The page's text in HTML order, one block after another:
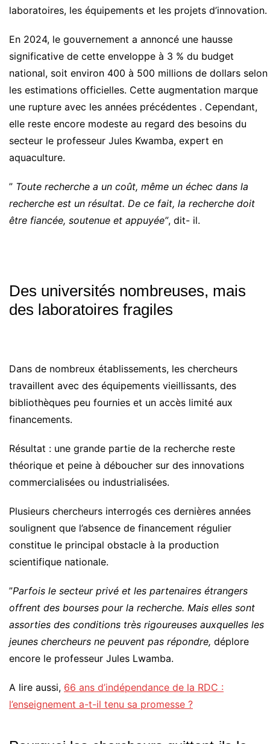
laboratoires, les équipements et les projets d’innovation.
En 2024, le gouvernement a annoncé une hausse
significative de cette enveloppe à 3 % du budget
national, soit environ 400 à 500 millions de dollars selon
les estimations officielles. Cette augmentation marque
une rupture avec les années précédentes . Cependant,
elle reste encore modeste au regard des besoins du
secteur le professeur Jules Kwamba, expert en
aquaculture.
” Toute recherche a un coût, même un échec dans la
recherche est un résultat. De ce fait, la recherche doit
être fiancée, soutenue et appuyée”, dit- il.
Des universités nombreuses, mais
des laboratoires fragiles
Dans de nombreux établissements, les chercheurs
travaillent avec des équipements vieillissants, des
bibliothèques peu fournies et un accès limité aux
financements.
Résultat : une grande partie de la recherche reste
théorique et peine à déboucher sur des innovations
commercialisées ou industrialisées.
Plusieurs chercheurs interrogés ces dernières années
soulignent que l’absence de financement régulier
constitue le principal obstacle à la production
scientifique nationale.
”Parfois le secteur privé et les partenaires étrangers
offrent des bourses pour la recherche. Mais elles sont
assorties des conditions très rigoureuses auxquelles les
jeunes chercheurs ne peuvent pas répondre, déplore
encore le professeur Jules Lwamba.
A lire aussi, 66 ans d’indépendance de la RDC :
l’enseignement a-t-il tenu sa promesse ?